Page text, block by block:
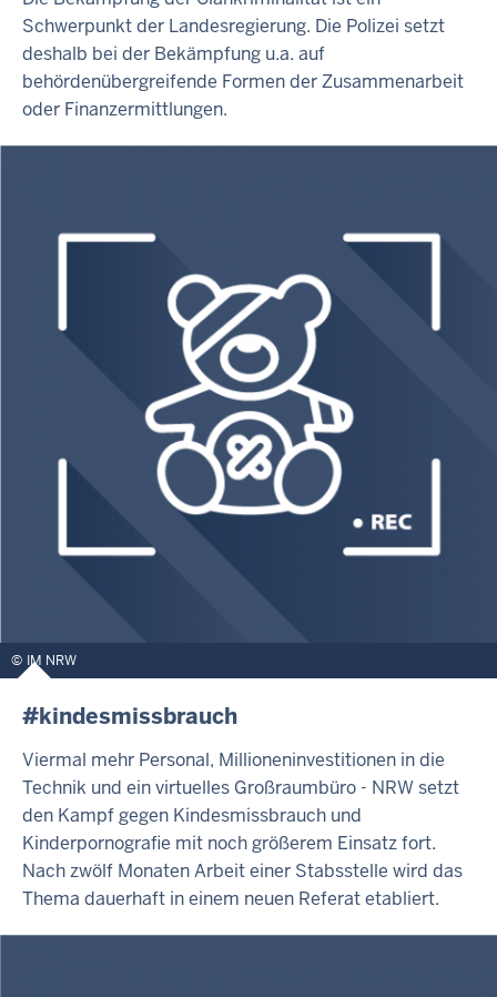
Schwerpunkt der Landesregierung. Die Polizei setzt
deshalb bei der Bekämpfung u.a. auf
behördenübergreifende Formen der Zusammenarbeit
oder Finanzermittlungen.
IM NRW
#kindesmissbrauch
Viermal mehr Personal, Millioneninvestitionen in die
Technik und ein virtuelles Großraumbüro - NRW setzt
den Kampf gegen Kindesmissbrauch und
Kinderpornografie mit noch größerem Einsatz fort.
Nach zwölf Monaten Arbeit einer Stabsstelle wird das
Thema dauerhaft in einem neuen Referat etabliert.